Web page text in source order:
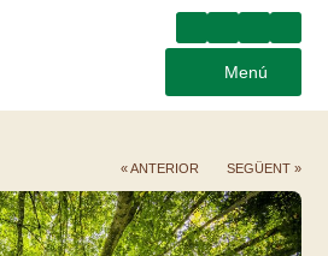
Menú
« ANTERIOR SEGÜENT »